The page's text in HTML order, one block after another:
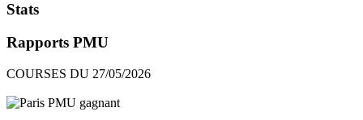
Stats
Rapports PMU
COURSES DU 27/05/2026